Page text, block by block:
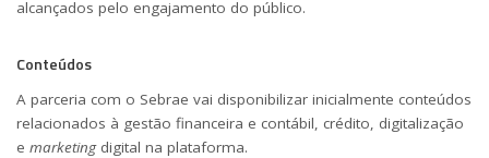
alcançados pelo engajamento do público.
Conteúdos
A parceria com o Sebrae vai disponibilizar inicialmente conteúdos
relacionados à gestão financeira e contábil, crédito, digitalização
e marketing digital na plataforma.